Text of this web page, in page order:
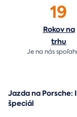
19
Rokov na
trhu
Je na nás
Jazda na Porsche:
špeciál